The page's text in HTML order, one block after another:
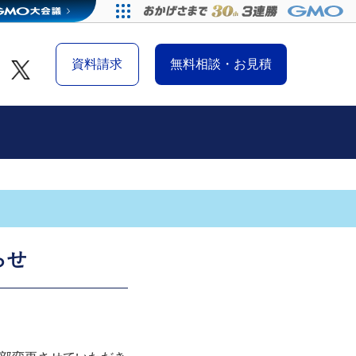
資料請求 無料相談・お見積
せ